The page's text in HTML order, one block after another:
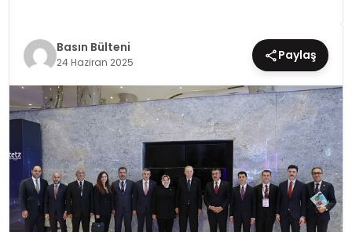
EĞİTİM
MAGAZİN
SAĞLIK
YAŞAM
Basın Bülteni
24 Haziran 2025 Paylaş